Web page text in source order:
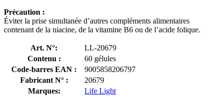
Précaution :
Éviter la prise simultanée d’autres compléments alimentaires
contenant de la niacine, de la vitamine B6 ou de l’acide folique.
Art. N°:
LL-20679
Contenu :
60 gélules
Code-barres EAN :
9005858206797
Fabricant N° :
20679
Marques:
Life Light